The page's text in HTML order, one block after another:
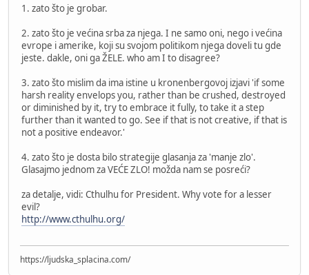
1. zato što je grobar.
2. zato što je većina srba za njega. I ne samo oni, nego i većina
evrope i amerike, koji su svojom politikom njega doveli tu gde
jeste. dakle, oni ga ŽELE. who am I to disagree?
3. zato što mislim da ima istine u kronenbergovoj izjavi 'if some
harsh reality envelops you, rather than be crushed, destroyed
or diminished by it, try to embrace it fully, to take it a step
further than it wanted to go. See if that is not creative, if that is
not a positive endeavor.'
4. zato što je dosta bilo strategije glasanja za 'manje zlo'.
Glasajmo jednom za VEĆE ZLO! možda nam se posreći?
za detalje, vidi: Cthulhu for President. Why vote for a lesser
evil?
http://www.cthulhu.org/
https://ljudska_splacina.com/